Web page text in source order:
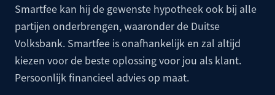
Smartfee kan hij de gewenste hypotheek ook bij alle
partijen onderbrengen, waaronder de Duitse
Volksbank. Smartfee is onafhankelijk en zal altijd
kiezen voor de beste oplossing voor jou als klant.
Persoonlijk financieel advies op maat.